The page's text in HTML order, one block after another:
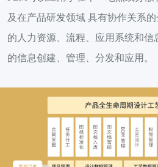
及在产品研发领域 具有协作关系
的人力资源、流程、应用系统和信
的信息创建、管理、分发和应用。